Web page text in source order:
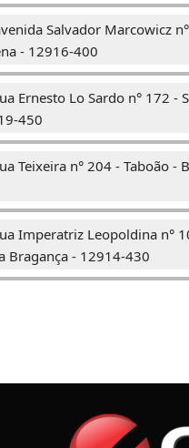
Salvador Marcowicz
- 12916-400
Ernesto Lo Sardo n° 172 -
450
Teixeira n° 204 - Taboão -
Imperatriz Leopoldina n°
Bragança - 12914-430